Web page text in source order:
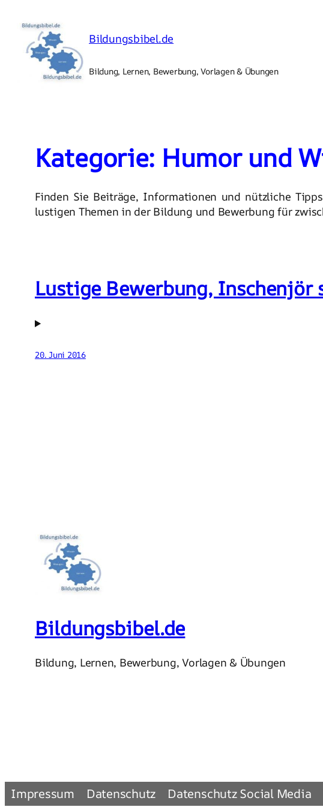
Inhalt
springen
Bildungsbibel.de
Bildung, Lernen, Bewerbung, Vorlagen & Übungen
Kategorie: Humor und
Finden Sie Beiträge, Informationen und nützliche
lustigen Themen in der Bildung und Bewerbung für
Lustige Bewerbung, Inschenjör
20. Juni 2016
Bildungsbibel.de
Bildung, Lernen, Bewerbung, Vorlagen & Übungen
Impressum Datenschutz Datenschutz Social Media